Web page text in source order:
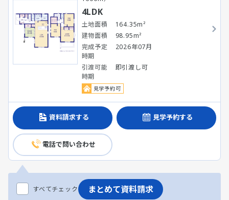
4LDK
土地面積
164.35m²
建物面積
98.95m²
完成予定
時期
2026年07月
引渡可能
時期
即引渡し可
見学予約可
資料請求する 見学予約する
電話で問い合わせ
すべてチェック まとめて資料請求